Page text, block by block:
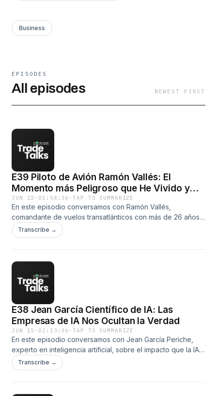
Business
EPISODES
All episodes NEWEST FIRST
E39 Piloto de Avión Ramón Vallés: El
Momento más Peligroso que He Vivido y
Cómo Sobreviví.
JUN 22 · 01:54:36 ·TAP TO SUMMARIZE
En este episodio conversamos con Ramón Vallés,
comandante de vuelos transatlánticos con más de 26 años
de experiencia, sobre los mitos y realidades de la aviación
comercial. Hablamos de turbulencias, aterrizajes de
pilotos y las verdaderas probabilidades de sufrir un
accidente. Una charla fascinante que revela cómo funciona
la aviación desde dentro y por qué volar sigue siendo el
medio de transporte más seguro del mundo. ✈️#DalePlay y
#LearnWhileInvesting
Transcribe →
E38 Jean García Científico de IA: Las
Empresas de IA Nos Ocultan la Verdad
JUN 15 · 02:13:36 ·TAP TO SUMMARIZE
En este episodio conversamos con Jean García Periche,
experto en inteligencia artificial, sobre el impacto que la IA
tendrá en el futuro del trabajo, la economía y la sociedad.
Exploramos cómo la automatización está transformando
Transcribe →